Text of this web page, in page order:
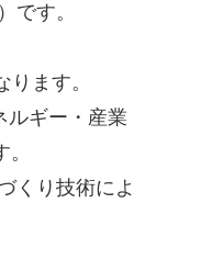
です。
ます。
ルギー・産業
くり技術によ